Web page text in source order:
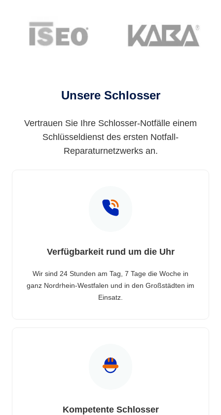
Unsere Schlosser
Vertrauen Sie Ihre Schlosser-Notfälle einem
Schlüsseldienst des ersten Notfall-
Reparaturnetzwerks an.
Verfügbarkeit rund um die Uhr
Wir sind 24 Stunden am Tag, 7 Tage die Woche in
ganz Nordrhein-Westfalen und in den Großstädten im
Einsatz.
Kompetente Schlosser